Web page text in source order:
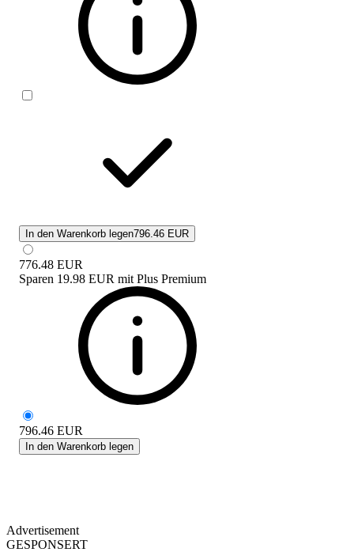
In den Warenkorb legen796.46 EUR
776.48 EUR
Sparen 19.98 EUR mit Plus Premium
796.46 EUR
In den Warenkorb legen
Advertisement
GESPONSERT